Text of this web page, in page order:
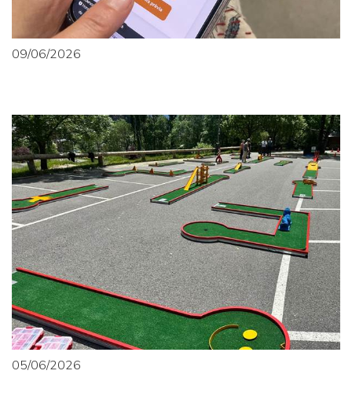
09/06/2026
05/06/2026